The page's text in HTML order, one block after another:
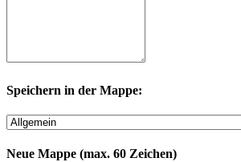
Speichern in der Mappe:
Neue Mappe (max. 60 Zeichen)